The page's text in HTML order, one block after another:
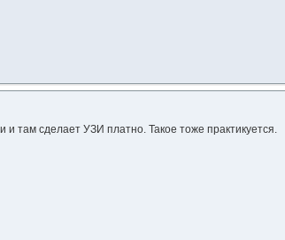
там сделает УЗИ платно. Такое тоже практикуется.